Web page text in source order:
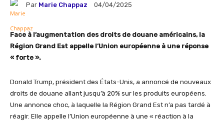
Par Marie Chappaz 04/04/2025
Face à l’augmentation des droits de douane américains, la
Région Grand Est appelle l’Union européenne à une réponse
« forte ».
Donald Trump, président des États-Unis, a annoncé de nouveaux
droits de douane allant jusqu’à 20% sur les produits européens.
Une annonce choc, à laquelle la Région Grand Est n’a pas tardé à
réagir. Elle appelle l’Union européenne à une « réaction à la